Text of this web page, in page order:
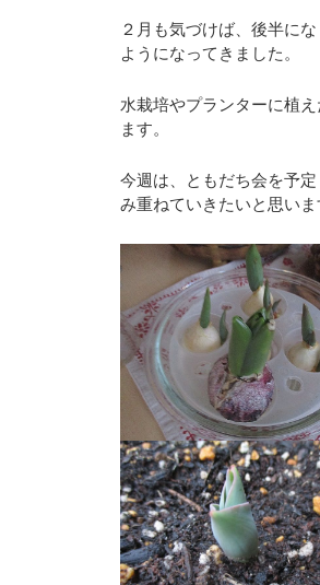
２月も気づけば、後半に
ようになってきました。
水栽培やプランターに植
ます。
今週は、ともだち会を予
み重ねていきたいと思いま